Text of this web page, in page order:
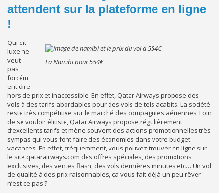
attendent sur la plateforme en ligne
!
La Namibi pour 554€
Qui dit
luxe ne
veut
pas
forcém
ent dire
hors de prix et inaccessible. En effet, Qatar Airways propose des
vols à des tarifs abordables pour des vols de tels acabits. La société
reste très compétitive sur le marché des compagnies aériennes. Loin
de se vouloir élitiste, Qatar Airways propose régulièrement
d’excellents tarifs et mène souvent des actions promotionnelles très
sympas qui vous font faire des économies dans votre budget
vacances. En effet, fréquemment, vous pouvez trouver en ligne sur
le site qatarairways.com des offres spéciales, des promotions
exclusives, des ventes flash, des vols dernières minutes etc… Un vol
de qualité à des prix raisonnables, ça vous fait déjà un peu rêver
n’est-ce pas ?